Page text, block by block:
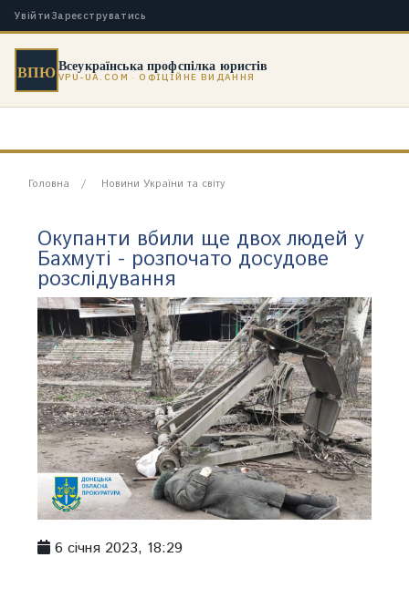
Увійти Зареєструватись
ВПЮВсеукраїнська профспілка юристів
VPU-UA.COM · ОФІЦІЙНЕ ВИДАННЯ
Головна Новини України та світу
Окупанти вбили ще двох людей у
Бахмуті - розпочато досудове
розслідування
6 січня 2023, 18:29